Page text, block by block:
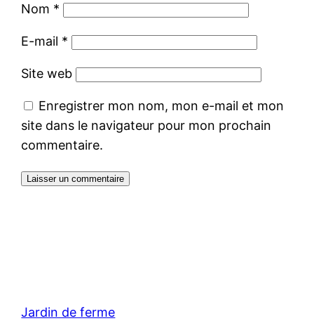
Nom *
E-mail *
Site web
Enregistrer mon nom, mon e-mail et mon
site dans le navigateur pour mon prochain
commentaire.
Jardin de ferme